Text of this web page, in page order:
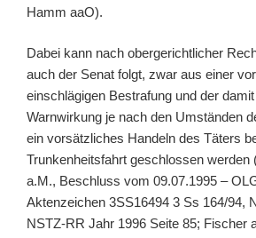
Hamm aaO).
Dabei kann nach obergerichtlicher
auch der Senat folgt, zwar aus einer
einschlägigen Bestrafung und der
Warnwirkung je nach den Umständen
ein vorsätzliches Handeln des Täters
Trunkenheitsfahrt geschlossen werden
a.M., Beschluss vom 09.07.1995 –
Aktenzeichen 3SS16494 3 Ss 164/94,
NSTZ-RR Jahr 1996 Seite 85; Fischer